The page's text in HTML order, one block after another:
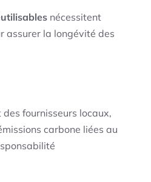
nécessitent
assurer la longévité des
fournisseurs locaux,
carbone liées au